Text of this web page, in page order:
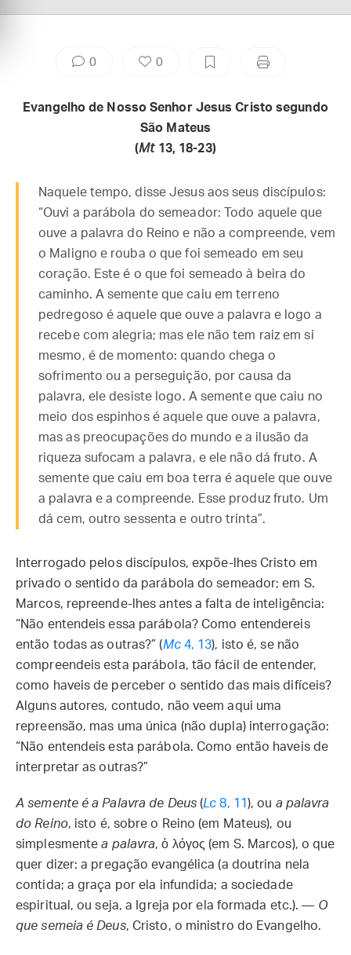
0 0
Evangelho de Nosso Senhor Jesus Cristo segundo
São Mateus
(Mt 13, 18-23)
Naquele tempo, disse Jesus aos seus discípulos:
“Ouvi a parábola do semeador: Todo aquele que
ouve a palavra do Reino e não a compreende, vem
o Maligno e rouba o que foi semeado em seu
coração. Este é o que foi semeado à beira do
caminho. A semente que caiu em terreno
pedregoso é aquele que ouve a palavra e logo a
recebe com alegria; mas ele não tem raiz em si
mesmo, é de momento: quando chega o
sofrimento ou a perseguição, por causa da
palavra, ele desiste logo. A semente que caiu no
meio dos espinhos é aquele que ouve a palavra,
mas as preocupações do mundo e a ilusão da
riqueza sufocam a palavra, e ele não dá fruto. A
semente que caiu em boa terra é aquele que ouve
a palavra e a compreende. Esse produz fruto. Um
dá cem, outro sessenta e outro trinta”.
Interrogado pelos discípulos, expõe-lhes Cristo em
privado o sentido da parábola do semeador; em S.
Marcos, repreende-lhes antes a falta de inteligência:
“Não entendeis essa parábola? Como entendereis
então todas as outras?” (Mc4, 13), isto é, se não
compreendeis esta parábola, tão fácil de entender,
como haveis de perceber o sentido das mais difíceis?
Alguns autores, contudo, não veem aqui uma
repreensão, mas uma única (não dupla) interrogação:
“Não entendeis esta parábola. Como então haveis de
interpretar as outras?”
A semente é a Palavra de Deus(Lc 8, 11 ), ou a palavra
do Reino, isto é, sobre o Reino (em Mateus), ou
simplesmentea palavra, ὁ λόγος (em S. Marcos), o que
quer dizer: a pregação evangélica (a doutrina nela
contida; a graça por ela infundida; a sociedade
espiritual, ou seja, a Igreja por ela formada etc.). — O
que semeia é Deus, Cristo, o ministro do Evangelho.